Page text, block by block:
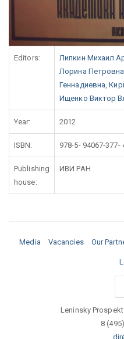
Editors: Липкин Михаил
Лорина Петровна
Геннадиевна ,
Ищенко Виктор
Year: 2012
ISBN: 978-5- 94067-377-
Publishing
house:
ИВИ РАН
Media Vacancies Our
Leninsky
8